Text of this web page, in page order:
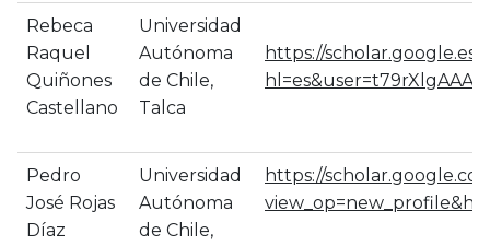
Rebeca
Raquel
Quiñones
Castellano
Universidad
Autónoma
de Chile,
Talca
https://scholar.google.es/
Pedro
José Rojas
Díaz
Universidad
Autónoma
de Chile,
https://